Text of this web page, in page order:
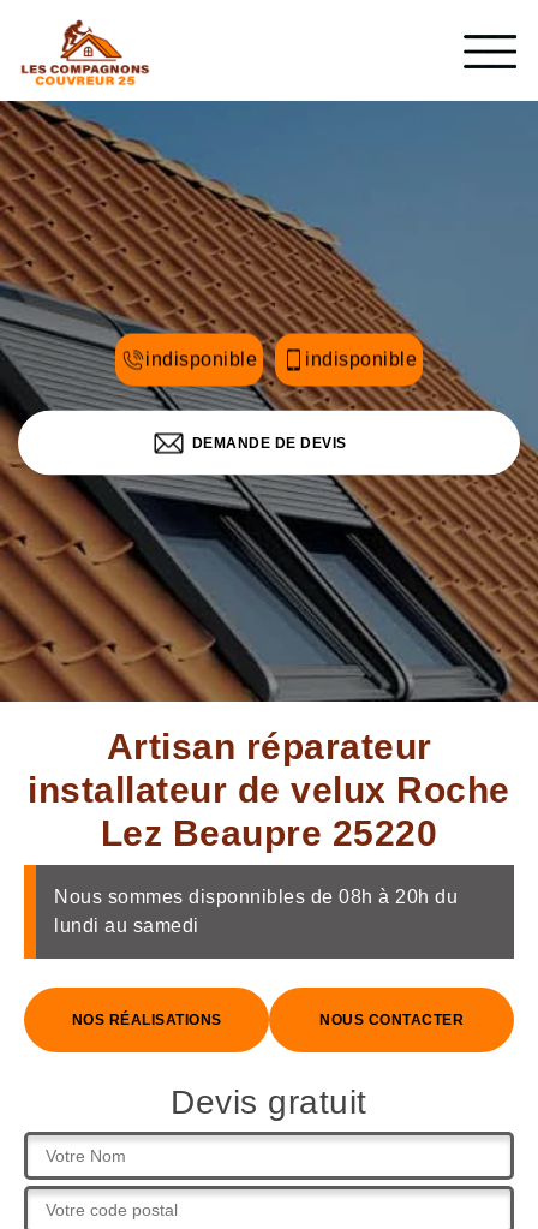
indisponible indisponible
DEMANDE DE DEVIS
Artisan réparateur
installateur de velux Roche
Lez Beaupre 25220
Nous sommes disponnibles de 08h à 20h du
lundi au samedi
NOS RÉALISATIONS NOUS CONTACTER
Devis gratuit